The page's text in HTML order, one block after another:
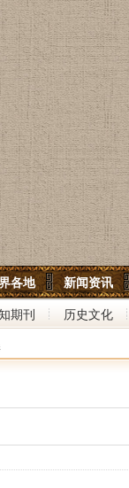
各地 新闻资讯
期刊 历史文化